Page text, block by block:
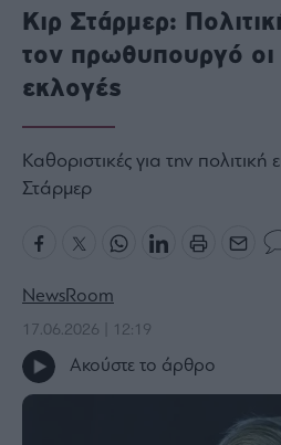
Estate
Πολιτική
Πολιτισμός
Law
Bloomberg
Financial
Times
The
Wiseman
Κιρ Στάρμερ:
τον πρωθυπουργό οι
εκλογές
Καθοριστικές για την πολιτική
Στάρμερ
NewsRoom
17.06.2026 | 12:19
Ακούστε το άρθρο